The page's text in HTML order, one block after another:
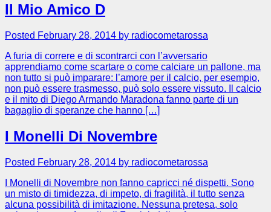
Il Mio Amico D
Posted February 28, 2014 by radiocometarossa
A furia di correre e di scontrarci con l’avversario
apprendiamo come scartare o come calciare un pallone, ma
non tutto si può imparare: l’amore per il calcio, per esempio,
non può essere trasmesso, può solo essere vissuto. Il calcio
e il mito di Diego Armando Maradona fanno parte di un
bagaglio di speranze che hanno […]
I Monelli Di Novembre
Posted February 28, 2014 by radiocometarossa
I Monelli di Novembre non fanno capricci né dispetti. Sono
un misto di timidezza, di impeto, di fragilità, il tutto senza
alcuna possibilità di imitazione. Nessuna pretesa, solo